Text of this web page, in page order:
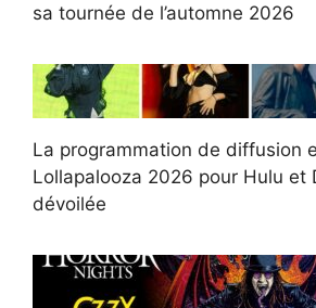
sa tournée de l’automne 2026
La programmation de diffusion
Lollapalooza 2026 pour Hulu et
dévoilée